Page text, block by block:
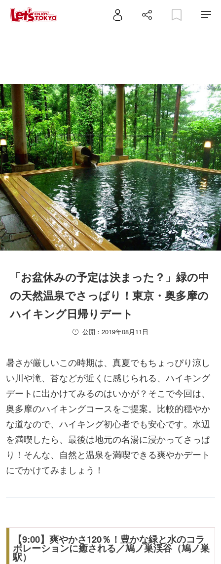
「お盆休みの予定は決まった？」緑の中
の天然温泉でさっぱり！東京・奥多摩の
ハイキング日帰りデート
公開：2019年08月11日
暑さが厳しいこの時期は、真夏でもちょっぴり涼し
い川や滝、苔などが近くに感じられる、ハイキング
デートに出かけてみるのはいかが？そこで今回は、
奥多摩のハイキングコースをご提案。比較的穏やか
な道なので、ハイキング初心者でも安心です。水辺
を満喫したら、最後は地元の名湯に浸かってさっぱ
り！そんな、自然と温泉を満喫できる爽やかデート
にでかけてみましょう！
【9:00】爽やかさ120％！豊かな緑と水のコラ
ボレーションに癒される／鳩ノ巣渓谷（鳩ノ巣
駅）